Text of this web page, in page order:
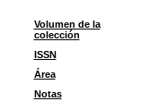
Volumen de la
colección
ISSN
Área
Notas